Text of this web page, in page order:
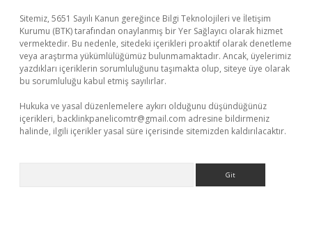
Sitemiz, 5651 Sayılı Kanun gereğince Bilgi Teknolojileri ve İletişim
Kurumu (BTK) tarafından onaylanmış bir Yer Sağlayıcı olarak hizmet
vermektedir. Bu nedenle, sitedeki içerikleri proaktif olarak denetleme
veya araştırma yükümlülüğümüz bulunmamaktadır. Ancak, üyelerimiz
yazdıkları içeriklerin sorumluluğunu taşımakta olup, siteye üye olarak
bu sorumluluğu kabul etmiş sayılırlar.
Hukuka ve yasal düzenlemelere aykırı olduğunu düşündüğünüz
içerikleri, backlinkpanelicomtr@gmail.com adresine bildirmeniz
halinde, ilgili içerikler yasal süre içerisinde sitemizden kaldırılacaktır.